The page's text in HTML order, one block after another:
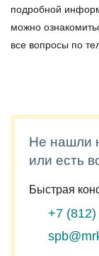
подробной
можно
все вопросы по
Не нашли
или есть
Быстрая
+7 (812)